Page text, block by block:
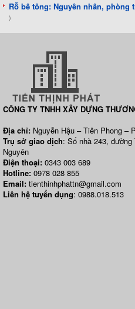
Rỗ bê tông: Nguyên nhân, phòng
)
CÔNG TY TNHH XÂY DỰNG
Địa chỉ: Nguyễn Hậu – Tiên Phong –
Trụ sở giao dịch: Số nhà 243,
Nguyên
Điện thoại: 0343 003 689
Hotline: 0978 028 855
Email: tienthinhphattn@gmail.com
Liên hệ tuyển dụng: 0988.018.513